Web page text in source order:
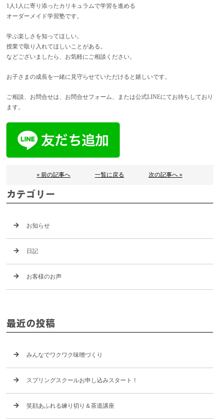
1人1人に寄り添ったカリキュラムで学習を進める
オーダーメイド学習塾です。
学ぶ楽しさを知ってほしい。
授業で取り入れてほしいことがある。
などございましたら、お気軽にご相談ください。
お子さまの成長を一緒に見守らせていただけると嬉しいです。
ご相談、お問合せは、お問合せフォーム、または公式LINEにてお待ちしており
ます。
« 前の記事へ 一覧に戻る 次の記事へ »
カテゴリー
お知らせ
日記
お客様のお声
最近の投稿
みんなでワクワク味噌づくり
スプリングスクールお申し込みスタート！
笑顔あふれる練り切り＆茶道講座